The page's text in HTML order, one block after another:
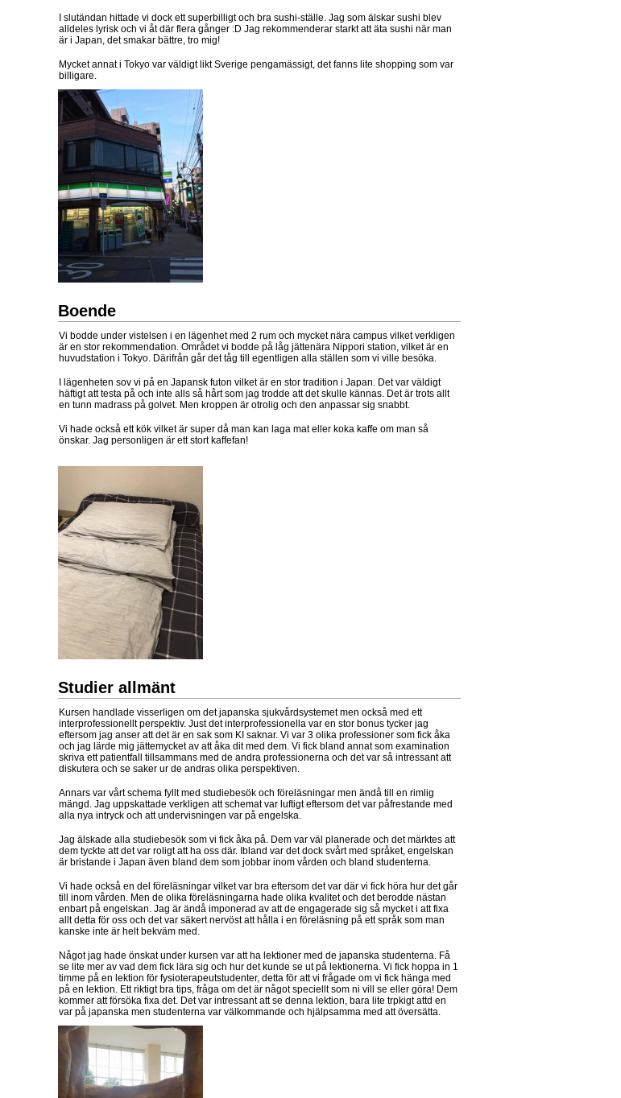
I slutändan hittade vi dock ett superbilligt och bra sushi-ställe. Jag som älskar sushi blev
alldeles lyrisk och vi åt där flera gånger :D Jag rekommenderar starkt att äta sushi när man
är i Japan, det smakar bättre, tro mig!
Mycket annat i Tokyo var väldigt likt Sverige pengamässigt, det fanns lite shopping som var
billigare.
Boende
Vi bodde under vistelsen i en lägenhet med 2 rum och mycket nära campus vilket verkligen
är en stor rekommendation. Området vi bodde på låg jättenära Nippori station, vilket är en
huvudstation i Tokyo. Därifrån går det tåg till egentligen alla ställen som vi ville besöka.
I lägenheten sov vi på en Japansk futon vilket är en stor tradition i Japan. Det var väldigt
häftigt att testa på och inte alls så hårt som jag trodde att det skulle kännas. Det är trots allt
en tunn madrass på golvet. Men kroppen är otrolig och den anpassar sig snabbt.
Vi hade också ett kök vilket är super då man kan laga mat eller koka kaffe om man så
önskar. Jag personligen är ett stort kaffefan!
Studier allmänt
Kursen handlade visserligen om det japanska sjukvårdsystemet men också med ett
interprofessionellt perspektiv. Just det interprofessionella var en stor bonus tycker jag
eftersom jag anser att det är en sak som KI saknar. Vi var 3 olika professioner som fick åka
och jag lärde mig jättemycket av att åka dit med dem. Vi fick bland annat som examination
skriva ett patientfall tillsammans med de andra professionerna och det var så intressant att
diskutera och se saker ur de andras olika perspektiven.
Annars var vårt schema fyllt med studiebesök och föreläsningar men ändå till en rimlig
mängd. Jag uppskattade verkligen att schemat var luftigt eftersom det var påfrestande med
alla nya intryck och att undervisningen var på engelska.
Jag älskade alla studiebesök som vi fick åka på. Dem var väl planerade och det märktes att
dem tyckte att det var roligt att ha oss där. Ibland var det dock svårt med språket, engelskan
är bristande i Japan även bland dem som jobbar inom vården och bland studenterna.
Vi hade också en del föreläsningar vilket var bra eftersom det var där vi fick höra hur det går
till inom vården. Men de olika föreläsningarna hade olika kvalitet och det berodde nästan
enbart på engelskan. Jag är ändå imponerad av att de engagerade sig så mycket i att fixa
allt detta för oss och det var säkert nervöst att hålla i en föreläsning på ett språk som man
kanske inte är helt bekväm med.
Något jag hade önskat under kursen var att ha lektioner med de japanska studenterna. Få
se lite mer av vad dem fick lära sig och hur det kunde se ut på lektionerna. Vi fick hoppa in 1
timme på en lektion för fysioterapeutstudenter, detta för att vi frågade om vi fick hänga med
på en lektion. Ett riktigt bra tips, fråga om det är något speciellt som ni vill se eller göra! Dem
kommer att försöka fixa det. Det var intressant att se denna lektion, bara lite trpkigt attd en
var på japanska men studenterna var välkommande och hjälpsamma med att översätta.